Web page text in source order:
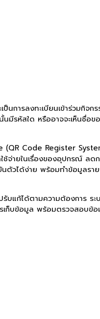
นการลงทะเบียนเข้าร่วมกิ
รหัสใด หรืออาจจะเห็นชื่อ
Code Register
ใช้จ่ายในเรื่องของอุปกรณ์
ได้ง่าย พร้อมทำข้อมูลราย
แก้ได้ตามความต้องการ
เก็บข้อมูล พร้อมตรวจสอบ